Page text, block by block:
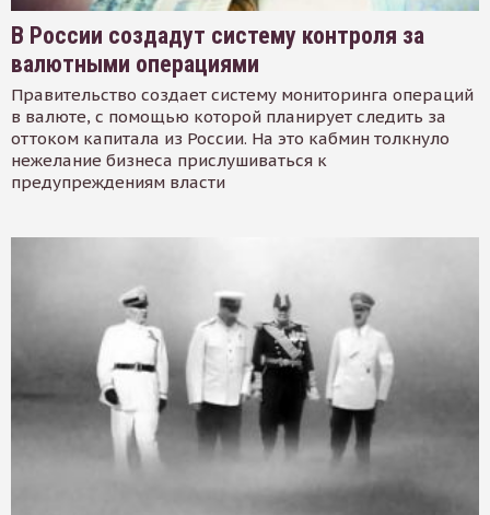
В России создадут систему контроля за
валютными операциями
Правительство создает систему мониторинга операций
в валюте, с помощью которой планирует следить за
оттоком капитала из России. На это кабмин толкнуло
нежелание бизнеса прислушиваться к
предупреждениям власти